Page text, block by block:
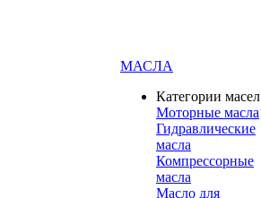
МАСЛА
Категории масел
Моторные масла
Гидравлические
масла
Компрессорные
масла
Масло для